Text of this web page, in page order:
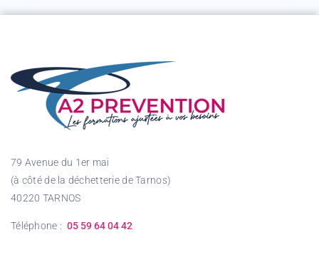
79 Avenue du 1er mai
(à côté de la déchetterie de Tarnos)
40220 TARNOS
Téléphone : 05 59 64 04 42